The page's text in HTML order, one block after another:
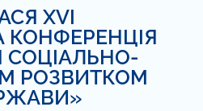
XVI
СОЦІАЛЬНО-
РОЗВИТКОМ